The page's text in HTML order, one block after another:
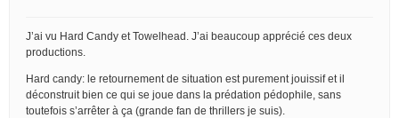
J’ai vu Hard Candy et Towelhead. J’ai beaucoup apprécié ces deux
productions.
Hard candy: le retournement de situation est purement jouissif et il
déconstruit bien ce qui se joue dans la prédation pédophile, sans
toutefois s’arrêter à ça (grande fan de thrillers je suis).